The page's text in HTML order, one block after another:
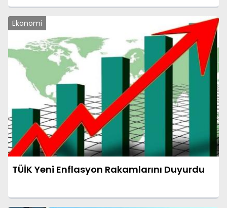
Ekonomi
TÜİK Yeni Enflasyon Rakamlarını Duyurdu